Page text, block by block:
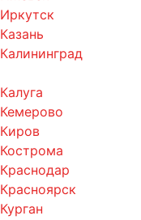
Иркутск
Казань
Калининград
Калуга
Кемерово
Киров
Кострома
Краснодар
Красноярск
Курган